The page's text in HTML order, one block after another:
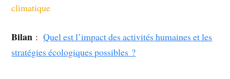
climatique
Bilan :Quel est l’impact des activités humaines et les
stratégies écologiques possibles ?